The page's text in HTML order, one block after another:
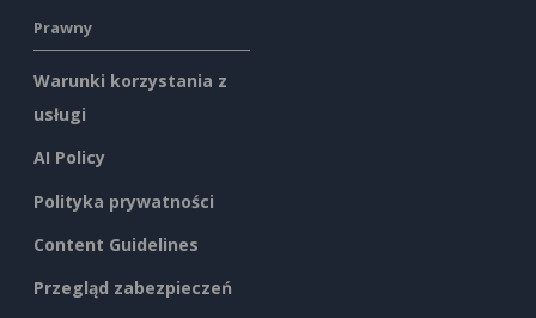
Prawny
Warunki korzystania z
usługi
AI Policy
Polityka prywatności
Content Guidelines
Przegląd zabezpieczeń